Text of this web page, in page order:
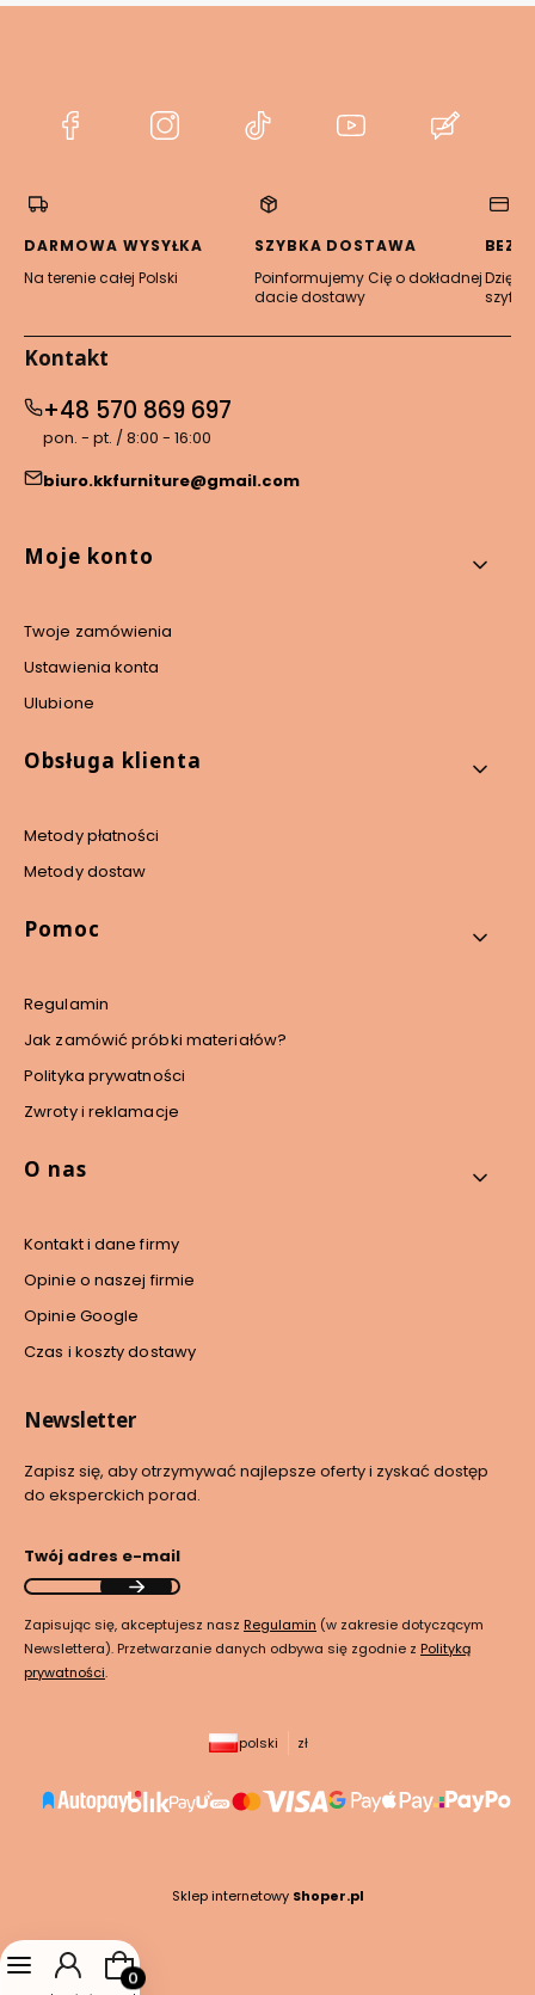
(Otwiera
karcie)
(Otwiera
karcie)
(Otwiera
nowej
karcie)
(Otwiera
karcie)
nowej
karcie)
DARMOWA WYSYŁKA
Na terenie całej Polski
SZYBKA DOSTAWA
Poinformujemy Cię o dokładnej
dacie dostawy
Dzięki
Kontakt
+48 570 869 697
pon. - pt. / 8:00 - 16:00
biuro.kkfurniture@gmail.com
Linki w stopce
Moje konto
Twoje zamówienia
Ustawienia konta
Ulubione
Obsługa klienta
Metody płatności
Metody dostaw
Pomoc
Regulamin
Jak zamówić próbki materiałów?
Polityka prywatności
Zwroty i reklamacje
O nas
Kontakt i dane firmy
Opinie o naszej firmie
Opinie Google
Czas i koszty dostawy
Newsletter
Zapisz się, aby otrzymywać najlepsze oferty i zyskać dostęp
do eksperckich porad.
Twój adres e-mail
Zapisując się, akceptujesz nasz Regulamin (w zakresie dotyczącym
Newslettera). Przetwarzanie danych odbywa się zgodnie z Polityką
prywatności.
polski zł
Sklep internetowy Shoper.pl
Produkty w koszyku: 0. Zobacz szczegóły